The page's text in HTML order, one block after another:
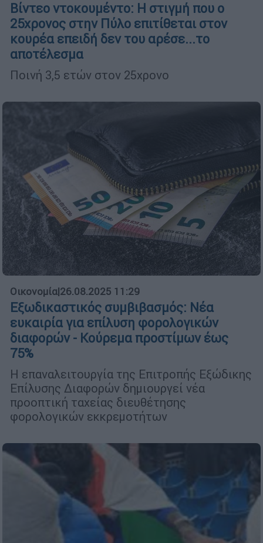
Βίντεο ντοκουμέντο: Η στιγμή που ο
25χρονος στην Πύλο επιτίθεται στον
κουρέα επειδή δεν του αρέσε...το
αποτέλεσμα
Ποινή 3,5 ετών στον 25χρονο
Οικονομία|26.08.2025 11:29
Εξωδικαστικός συμβιβασμός: Νέα
ευκαιρία για επίλυση φορολογικών
διαφορών - Κούρεμα προστίμων έως
75%
Η επαναλειτουργία της Επιτροπής Εξώδικης
Επίλυσης Διαφορών δημιουργεί νέα
προοπτική ταχείας διευθέτησης
φορολογικών εκκρεμοτήτων